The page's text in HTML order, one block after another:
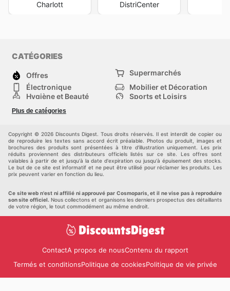
Charlott DistriCenter
CATÉGORIES
Offres
Supermarchés
Électronique
Mobilier et Décoration
Hygiène et Beauté
Sports et Loisirs
Mode
Animalerie
Plus de catégories
Copyright © 2026 Discounts Digest. Tous droits réservés. Il est interdit de copier ou
de reproduire les textes sans accord écrit préalable. Photos du produit, images et
brochures des produits sont présentées à titre d'illustration uniquement. Les prix
réduits proviennent des distributeurs officiels listés sur ce site. Les offres sont
valables à partir de et jusqu'à la date d'expiration ou jusqu'à épuisement des stocks.
Le but de ce site est informatif et ne peut être utilisé pour réclamer les produits. Les
prix peuvent varier en fonction du lieu.
Ce site web n'est ni affilié ni approuvé par Cosmoparis, et il ne vise pas à reproduire
son site officiel.Nous collectons et organisons les derniers prospectus des détaillants
de votre région, le tout commodément au même endroit.
ContactA propos de nousContenu du rapport
Termés et conditionsPolitique de cookiesPolitique de vie privée